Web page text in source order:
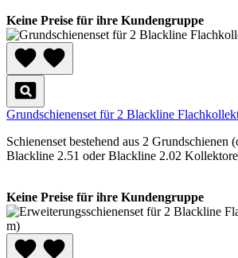
Keine Preise für ihre Kundengruppe
Grundschienenset für 2 Blackline
Schienenset bestehend aus 2 Grundschienen
Blackline 2.51 oder Blackline 2.02
Keine Preise für ihre Kundengruppe